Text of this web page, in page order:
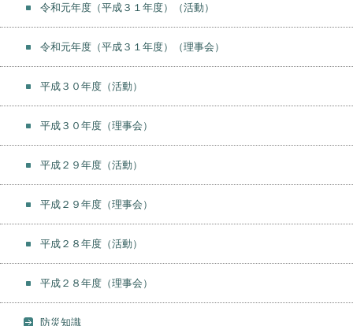
令和元年度（平成３１年度）（活動）
令和元年度（平成３１年度）（理事会）
平成３０年度（活動）
平成３０年度（理事会）
平成２９年度（活動）
平成２９年度（理事会）
平成２８年度（活動）
平成２８年度（理事会）
防災知識